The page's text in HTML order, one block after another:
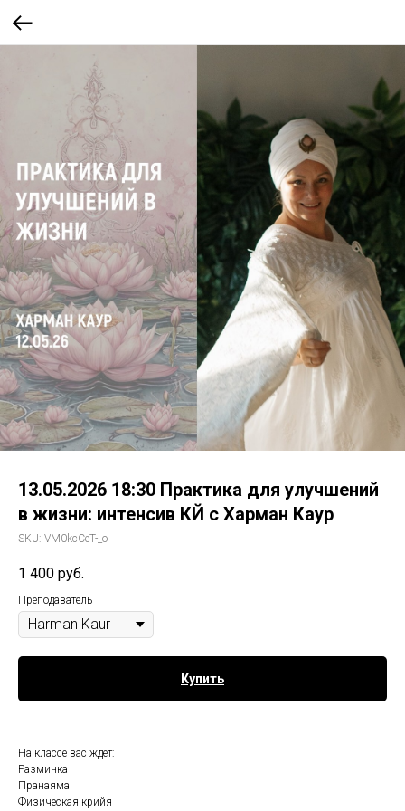
13.05.2026 18:30 Практика для улучшений
в жизни: интенсив КЙ с Харман Каур
SKU: VM0kcCeT-_o
1 400 руб.
Преподаватель
Купить
На классе вас ждет:
Разминка
Пранаяма
Физическая крийя